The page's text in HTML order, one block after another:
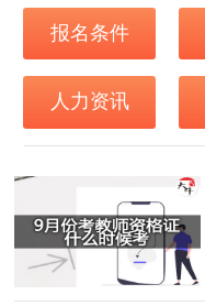
报名条件
人力资讯